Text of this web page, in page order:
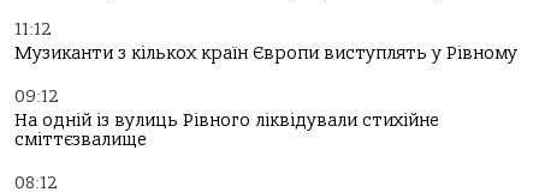
11:12
Музиканти з кількох країн Європи виступлять у Рівному
09:12
На одній із вулиць Рівного ліквідували стихійне
сміттєзвалище
08:12